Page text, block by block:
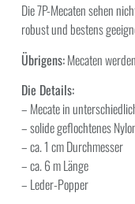
Die 7P-Mecaten sehen
robust und bestens
Übrigens:Mecaten
Die Details:
– Mecate in
– solide geflochtenes
– ca. 1 cm Durchmesser
– ca. 6 m Länge
– Leder-Popper